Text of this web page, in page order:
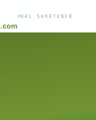
.com
URL SHORTENER